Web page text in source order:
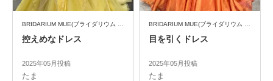
控えめなドレス
2025年05月投稿
たま
目を引くドレス
2025年05月投稿
たま